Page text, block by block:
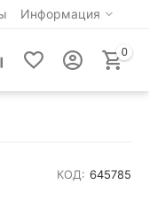
Информация
0
КОД: 645785